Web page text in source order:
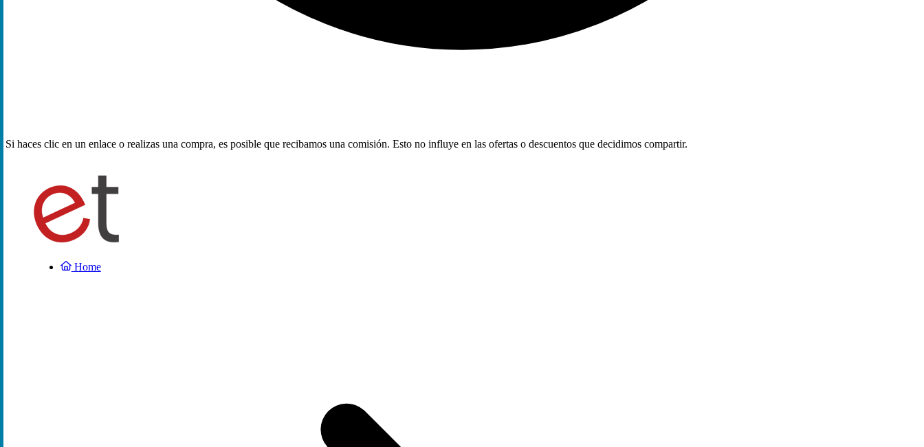
Si haces clic en un enlace o realizas una compra, es posible que recibamos una comisión. Esto no influye en las ofertas o descuentos que decidimos compartir.
Home